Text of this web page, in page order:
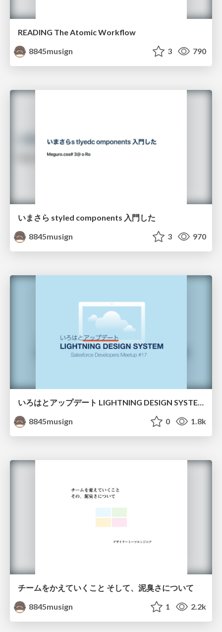
READING The Atomic Workflow
8845musign
3 790
いまさら styled components 入門した
8845musign
3 970
いろはとアップデート LIGHTNING DESIGN SYSTEM
8845musign
0 1.8k
チームをかえていくこと そして、泥臭さについて
8845musign
1 2.2k